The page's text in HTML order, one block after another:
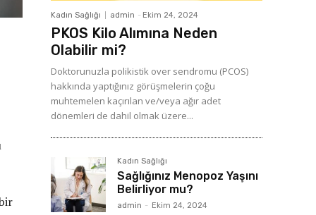
Kadın Sağlığı admin - Ekim 24, 2024
PKOS Kilo Alımına Neden
Olabilir mi?
Doktorunuzla polikistik over sendromu (PCOS)
hakkında yaptığınız görüşmelerin çoğu
muhtemelen kaçırılan ve/veya ağır adet
dönemleri de dahil olmak üzere...
Kadın Sağlığı
Sağlığınız Menopoz Yaşını
Belirliyor mu?
admin - Ekim 24, 2024